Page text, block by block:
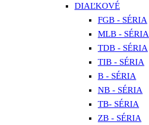
DIAĽKOVÉ
FGB - SÉRIA
MLB - SÉRIA
TDB - SÉRIA
TIB - SÉRIA
B - SÉRIA
NB - SÉRIA
TB- SÉRIA
ZB - SÉRIA